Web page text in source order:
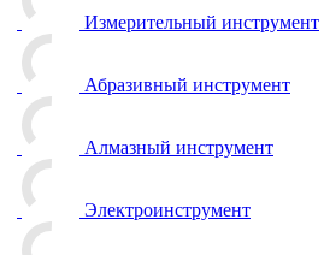
Измерительный инструмент
Абразивный инструмент
Алмазный инструмент
Электроинструмент